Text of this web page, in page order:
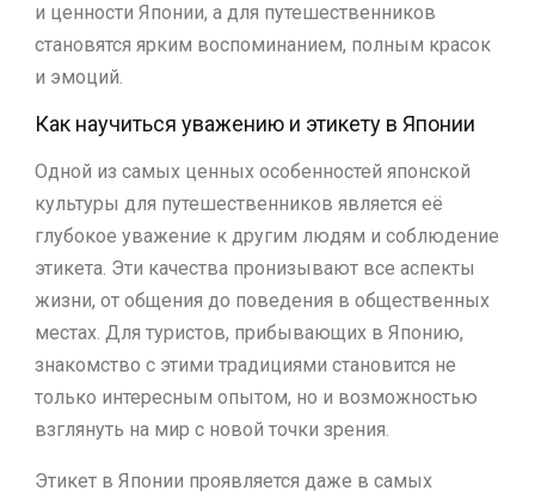
и ценности Японии, а для путешественников
становятся ярким воспоминанием, полным красок
и эмоций.
Как научиться уважению и этикету в Японии
Одной из самых ценных особенностей японской
культуры для путешественников является её
глубокое уважение к другим людям и соблюдение
этикета. Эти качества пронизывают все аспекты
жизни, от общения до поведения в общественных
местах. Для туристов, прибывающих в Японию,
знакомство с этими традициями становится не
только интересным опытом, но и возможностью
взглянуть на мир с новой точки зрения.
Этикет в Японии проявляется даже в самых